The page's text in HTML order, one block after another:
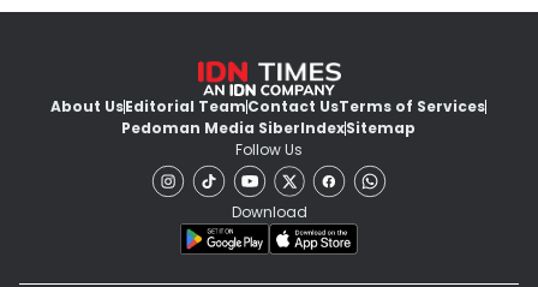
About UsEditorial TeamContact UsTerms of Services
Pedoman Media SiberIndexSitemap
Follow Us
Download